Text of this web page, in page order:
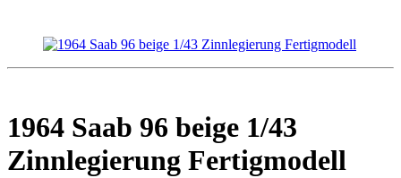
1964 Saab 96 beige 1/43
Zinnlegierung Fertigmodell